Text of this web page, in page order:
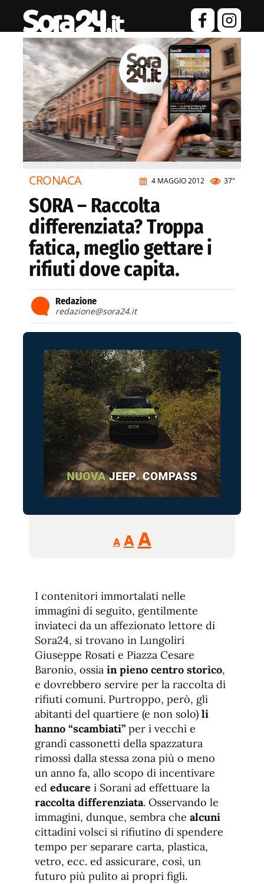
4 MAGGIO 2012 37"
CRONACA
SORA – Raccolta
differenziata? Troppa
fatica, meglio gettare i
rifiuti dove capita.
Redazione
redazione@sora24.it
A
Reducir
tamaño
A Restablecer
fuente
AAumentar
de
fuente.
I contenitori immortalati nelle
immagini di seguito, gentilmente
inviateci da un affezionato lettore di
Sora24, si trovano in Lungoliri
Giuseppe Rosati e Piazza Cesare
Baronio, ossia in pieno centro storico,
e dovrebbero servire per la raccolta di
rifiuti comuni. Purtroppo, però, gli
abitanti del quartiere (e non solo) li
hanno “scambiati” per i vecchi e
grandi cassonetti della spazzatura
rimossi dalla stessa zona più o meno
un anno fa, allo scopo di incentivare
ed educare i Sorani ad effettuare la
raccolta differenziata. Osservando le
immagini, dunque, sembra che alcuni
cittadini volsci si rifiutino di spendere
tempo per separare carta, plastica,
vetro, ecc. ed assicurare, così, un
futuro più pulito ai propri figli.